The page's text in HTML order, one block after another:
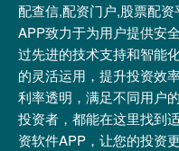
配查信,配资门户,股票配
APP致力于为用户提供安
过先进的技术支持和智能
的灵活运用，提升投资效
利率透明，满足不同用户
投资者，都能在这里找到
资软件APP，让您的投资